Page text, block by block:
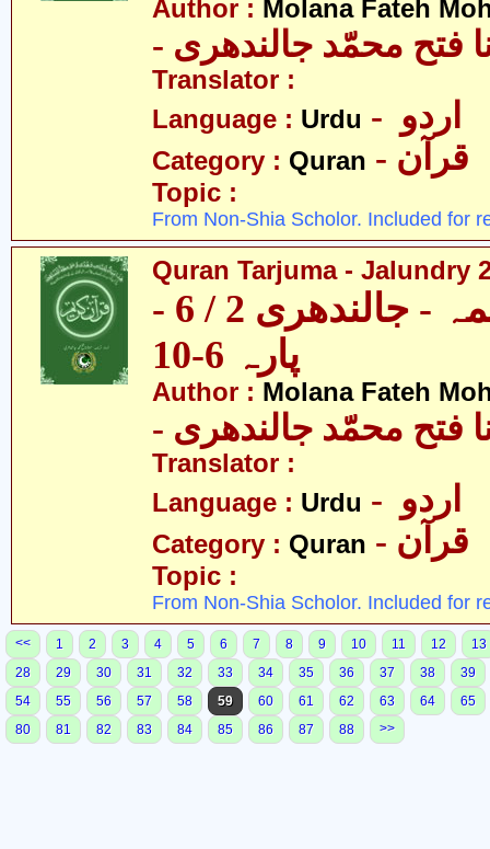
Author : Molana Fateh
فتح محمّد جالندھری
Translator :
Language : Urdu
Category : Quran - قرآن
Topic :
From Non-Shia Scholor. Included for
Quran Tarjuma - Jalundry
قرآن ترجمہ - جالندھری 2 / 6 -
پارہ 6-10
Author : Molana Fateh
فتح محمّد جالندھری
Translator :
Language : Urdu
Category : Quran - قرآن
Topic :
From Non-Shia Scholor. Included for
<< 1 2 3 4 5 6 7 8 9 10 11 12
13
28
29 30 31 32 33 34 35 36 37 38
39
54
55 56 57 58 59 60 61 62 63 64
65
80
81 82 83 84 85 86 87 88 >>